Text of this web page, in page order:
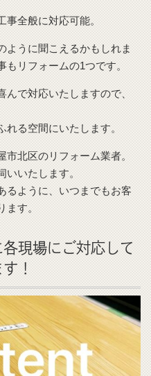
全般に対応可能。
ように聞こえるかもしれま
リフォームの1つです。
で対応いたしますので、
る空間にいたします。
北区のリフォーム業者。
いたします。
るように、いつまでもお客
す。
現場にご対応して
！